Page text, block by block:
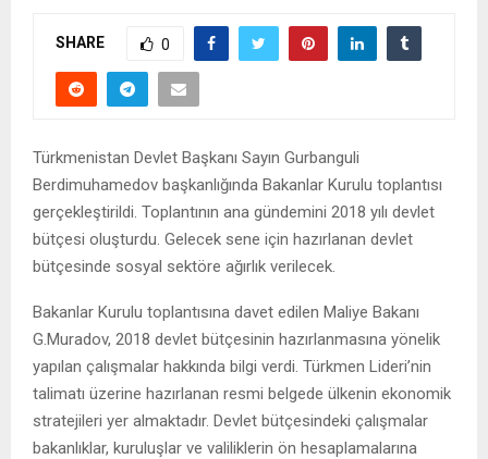
SHARE 0
Türkmenistan Devlet Başkanı Sayın Gurbanguli
Berdimuhamedov başkanlığında Bakanlar Kurulu toplantısı
gerçekleştirildi. Toplantının ana gündemini 2018 yılı devlet
bütçesi oluşturdu. Gelecek sene için hazırlanan devlet
bütçesinde sosyal sektöre ağırlık verilecek.
Bakanlar Kurulu toplantısına davet edilen Maliye Bakanı
G.Muradov, 2018 devlet bütçesinin hazırlanmasına yönelik
yapılan çalışmalar hakkında bilgi verdi. Türkmen Lideri’nin
talimatı üzerine hazırlanan resmi belgede ülkenin ekonomik
stratejileri yer almaktadır. Devlet bütçesindeki çalışmalar
bakanlıklar, kuruluşlar ve valiliklerin ön hesaplamalarına